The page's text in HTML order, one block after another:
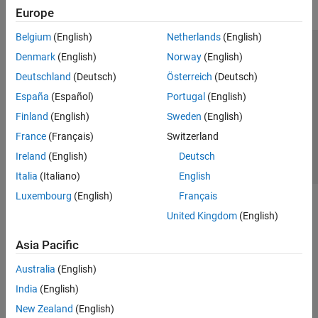
Europe
Belgium (English)
Denmark (English)
Deutschland (Deutsch)
España (Español)
Finland (English)
France (Français)
Ireland (English)
Italia (Italiano)
Luxembourg (English)
Netherlands(English)
Norway(English)
Österreich (Deutsch)
Portugal (English)
Sweden (English)
Switzerland
Deutsch
English
Français
United Kingdom(English)
Asia Pacific
Australia (English)
India (English)
New Zealand (English)
Trust Center Trademarks Privacy Policy
Preventing Piracy
Application Status
© 1994-2026 The MathWorks, Inc.